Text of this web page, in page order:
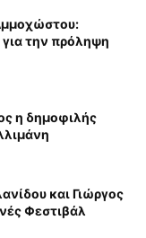
την πρόληψη
η δημοφιλής
και Γιώργος
Φεστιβάλ